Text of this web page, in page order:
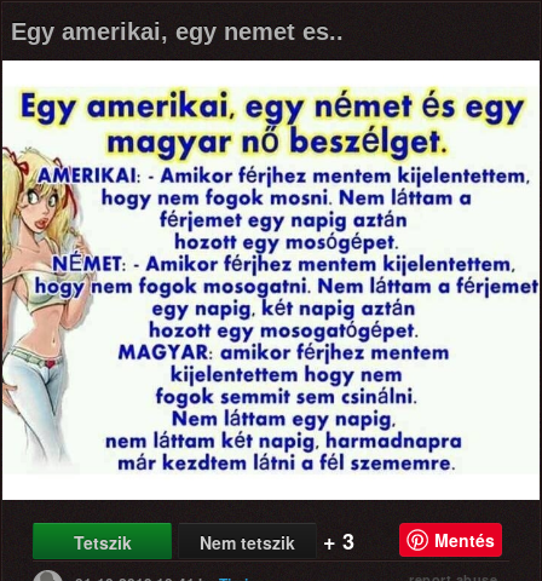
Egy amerikai, egy nemet es..
Tetszik Nem tetszik + 3 Mentés